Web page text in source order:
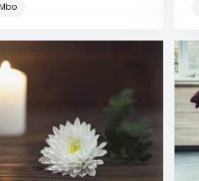
de liefde voor eten.